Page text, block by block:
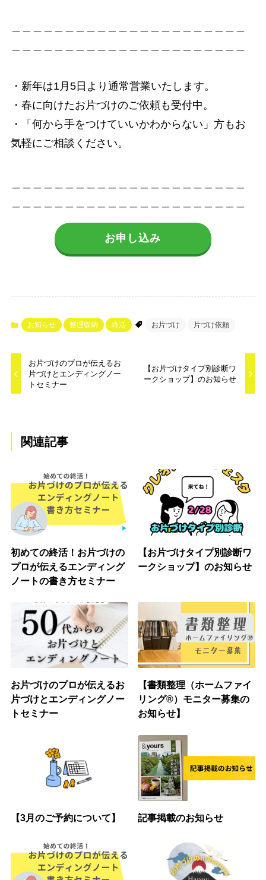
・新年は1月5日より通常営業いたします。
・春に向けたお片づけのご依頼も受付中。
・「何から手をつけていいかわからない」方もお
気軽にご相談ください。
お申し込み
お知らせ 整理収納 終活 お片づけ 片づけ依頼
お片づけのプロが伝えるお
片づけとエンディングノー
トセミナー
【お片づけタイプ別診断ワ
ークショップ】のお知らせ
関連記事
初めての終活！お片づけの
プロが伝えるエンディング
ノートの書き方セミナー
【お片づけタイプ別診断ワ
ークショップ】のお知らせ
お片づけのプロが伝えるお
片づけとエンディングノー
トセミナー
【書類整理（ホームファイ
リング®︎）モニター募集の
お知らせ】
【3月のご予約について】 記事掲載のお知らせ